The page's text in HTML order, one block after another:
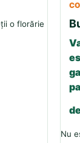
o florărie
Nu